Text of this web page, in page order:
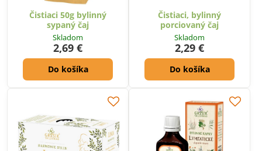
Čistiaci 50g bylinný
sypaný čaj
Skladom
2,69 €
Do košíka
Čistiaci, bylinný
porciovaný čaj
Skladom
2,29 €
Do košíka